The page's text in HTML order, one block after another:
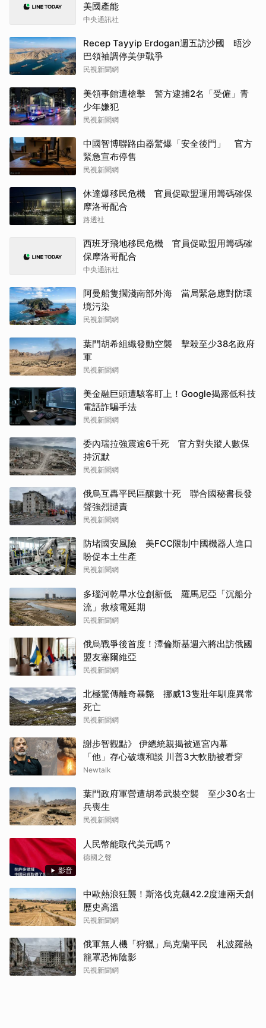
美國產能
中央通訊社
Recep Tayyip Erdogan週五訪沙國 晤沙
巴領袖調停美伊戰爭
民視新聞網
美領事館遭槍擊 警方逮捕2名「受僱」青
少年嫌犯
民視新聞網
中國智博聯路由器驚爆「安全後門」 官方
緊急宣布停售
民視新聞網
休達爆移民危機 官員促歐盟運用籌碼確保
摩洛哥配合
路透社
西班牙飛地移民危機 官員促歐盟用籌碼確
保摩洛哥配合
中央通訊社
阿曼船隻擱淺南部外海 當局緊急應對防環
境污染
民視新聞網
葉門胡希組織發動空襲 擊殺至少38名政府
軍
民視新聞網
美金融巨頭遭駭客盯上！Google揭露低科技
電話詐騙手法
民視新聞網
委內瑞拉強震逾6千死 官方對失蹤人數保
持沉默
民視新聞網
俄烏互轟平民區釀數十死 聯合國秘書長發
聲強烈譴責
民視新聞網
防堵國安風險 美FCC限制中國機器人進口
盼促本土生產
民視新聞網
多瑙河乾旱水位創新低 羅馬尼亞「沉船分
流」救核電延期
民視新聞網
俄烏戰爭後首度！澤倫斯基週六將出訪俄國
盟友塞爾維亞
民視新聞網
北極驚傳離奇暴斃 挪威13隻壯年馴鹿異常
死亡
民視新聞網
謝步智觀點》 伊總統親揭被逼宮內幕
「他」存心破壞和談 川普3大軟肋被看穿
Newtalk
葉門政府軍營遭胡希武裝空襲 至少30名士
兵喪生
民視新聞網
影音
人民幣能取代美元嗎？
德國之聲
中歐熱浪狂襲！斯洛伐克飆42.2度連兩天創
歷史高溫
民視新聞網
俄軍無人機「狩獵」烏克蘭平民 札波羅熱
籠罩恐怖陰影
民視新聞網